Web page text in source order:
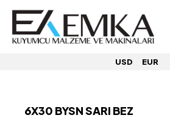
USD EUR
6X30 BYSN SARI BEZ